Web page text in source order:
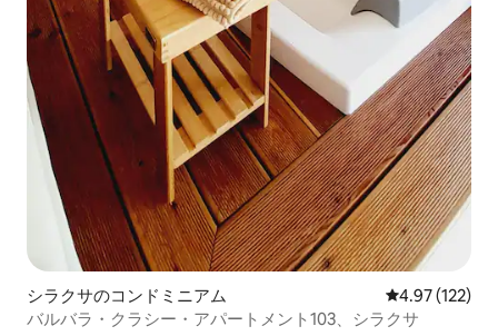
シラクサのコンドミニアム レビュー122
4.97 (122)
バルバラ・クラシー・アパートメント103、シラクサ